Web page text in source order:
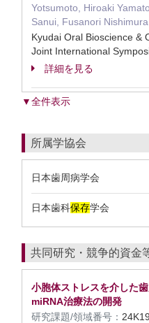
Yotsumoto, Hiroaki
Sanui, Fusanori Nishimura
Kyudai Oral Bioscience &
Joint International
詳細を見る
▼全件表示
所属学協会
日本歯周病学会
日本歯科保存学会
共同研究・競争的資金
小胞体ストレスを介した
miRNA治療法の開発
研究課題/領域番号：